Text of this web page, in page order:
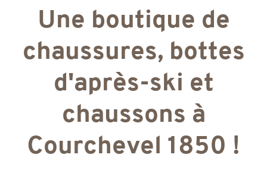
Une boutique de
chaussures, bottes
d'après-ski et
chaussons à
Courchevel 1850 !